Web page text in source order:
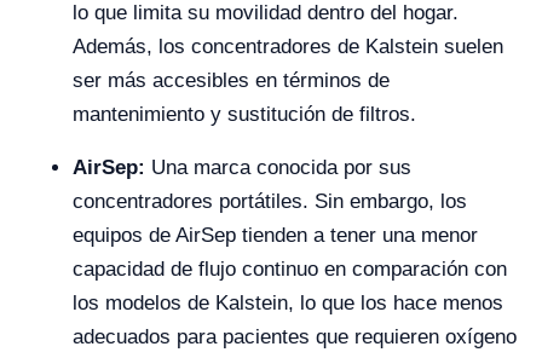
lo que limita su movilidad dentro del hogar.
Además, los concentradores de Kalstein suelen
ser más accesibles en términos de
mantenimiento y sustitución de filtros.
AirSep: Una marca conocida por sus
concentradores portátiles. Sin embargo, los
equipos de AirSep tienden a tener una menor
capacidad de flujo continuo en comparación con
los modelos de Kalstein, lo que los hace menos
adecuados para pacientes que requieren oxígeno